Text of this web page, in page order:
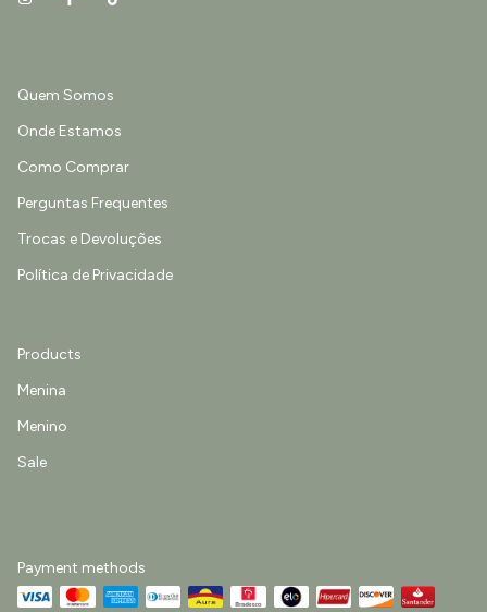
Quem Somos
Onde Estamos
Como Comprar
Perguntas Frequentes
Trocas e Devoluções
Política de Privacidade
Products
Menina
Menino
Sale
Payment methods